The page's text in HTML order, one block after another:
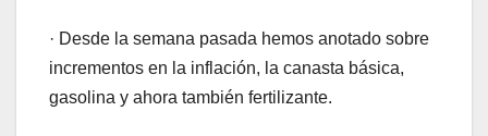
· Desde la semana pasada hemos anotado sobre
incrementos en la inflación, la canasta básica,
gasolina y ahora también fertilizante.